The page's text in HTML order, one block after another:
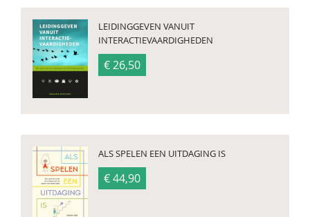
LEIDINGGEVEN VANUIT
INTERACTIEVAARDIGHEDEN
€ 26,50
ALS SPELEN EEN UITDAGING IS
€ 44,90